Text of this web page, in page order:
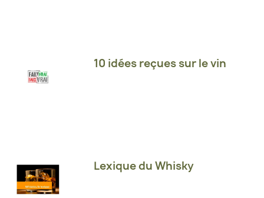
10 idées reçues sur le vin
Lexique du Whisky